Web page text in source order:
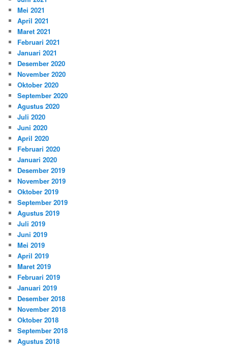
Mei 2021
April 2021
Maret 2021
Februari 2021
Januari 2021
Desember 2020
November 2020
Oktober 2020
September 2020
Agustus 2020
Juli 2020
Juni 2020
April 2020
Februari 2020
Januari 2020
Desember 2019
November 2019
Oktober 2019
September 2019
Agustus 2019
Juli 2019
Juni 2019
Mei 2019
April 2019
Maret 2019
Februari 2019
Januari 2019
Desember 2018
November 2018
Oktober 2018
September 2018
Agustus 2018